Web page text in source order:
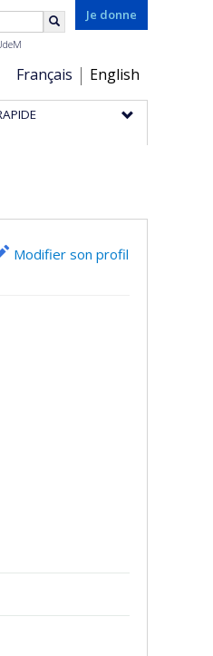
Je donne
Choix
de
la
Français English
Modifier son profil